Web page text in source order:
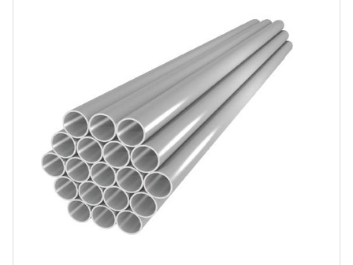
geral@luxivo.pt